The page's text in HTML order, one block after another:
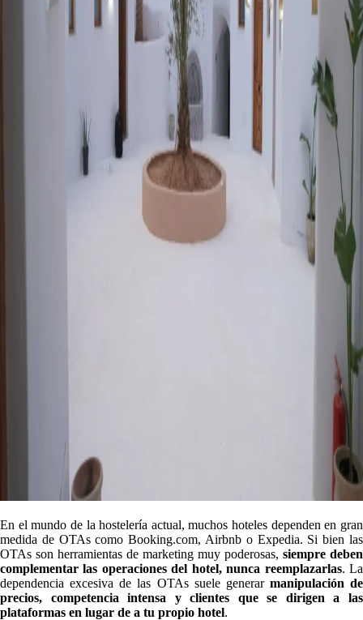
En el mundo de la hostelería actual, muchos hoteles dependen en gran
medida de OTAs como Booking.com, Airbnb o Expedia. Si bien las
OTAs son herramientas de marketing muy poderosas, siempre deben
complementar las operaciones del hotel, nunca reemplazarlas. La
dependencia excesiva de las OTAs suele generar manipulación de
precios, competencia intensa y clientes que se dirigen a las
plataformas en lugar de a tu propio hotel.